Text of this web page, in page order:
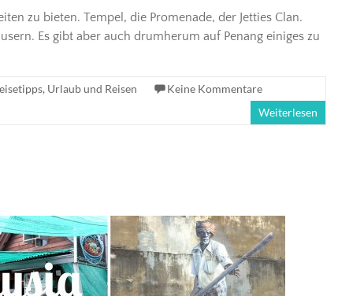
zu bieten. Tempel, die Promenade, der Jetties Clan.
Es gibt aber auch drumherum auf Penang einiges zu
, Urlaub und Reisen
Keine Kommentare
Weiterlesen